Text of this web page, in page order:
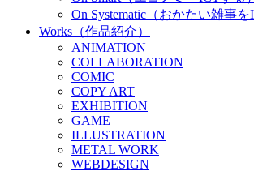
On Systematic（おかたい雑事を
Works（作品紹介）
ANIMATION
COLLABORATION
COMIC
COPY ART
EXHIBITION
GAME
ILLUSTRATION
METAL WORK
WEBDESIGN